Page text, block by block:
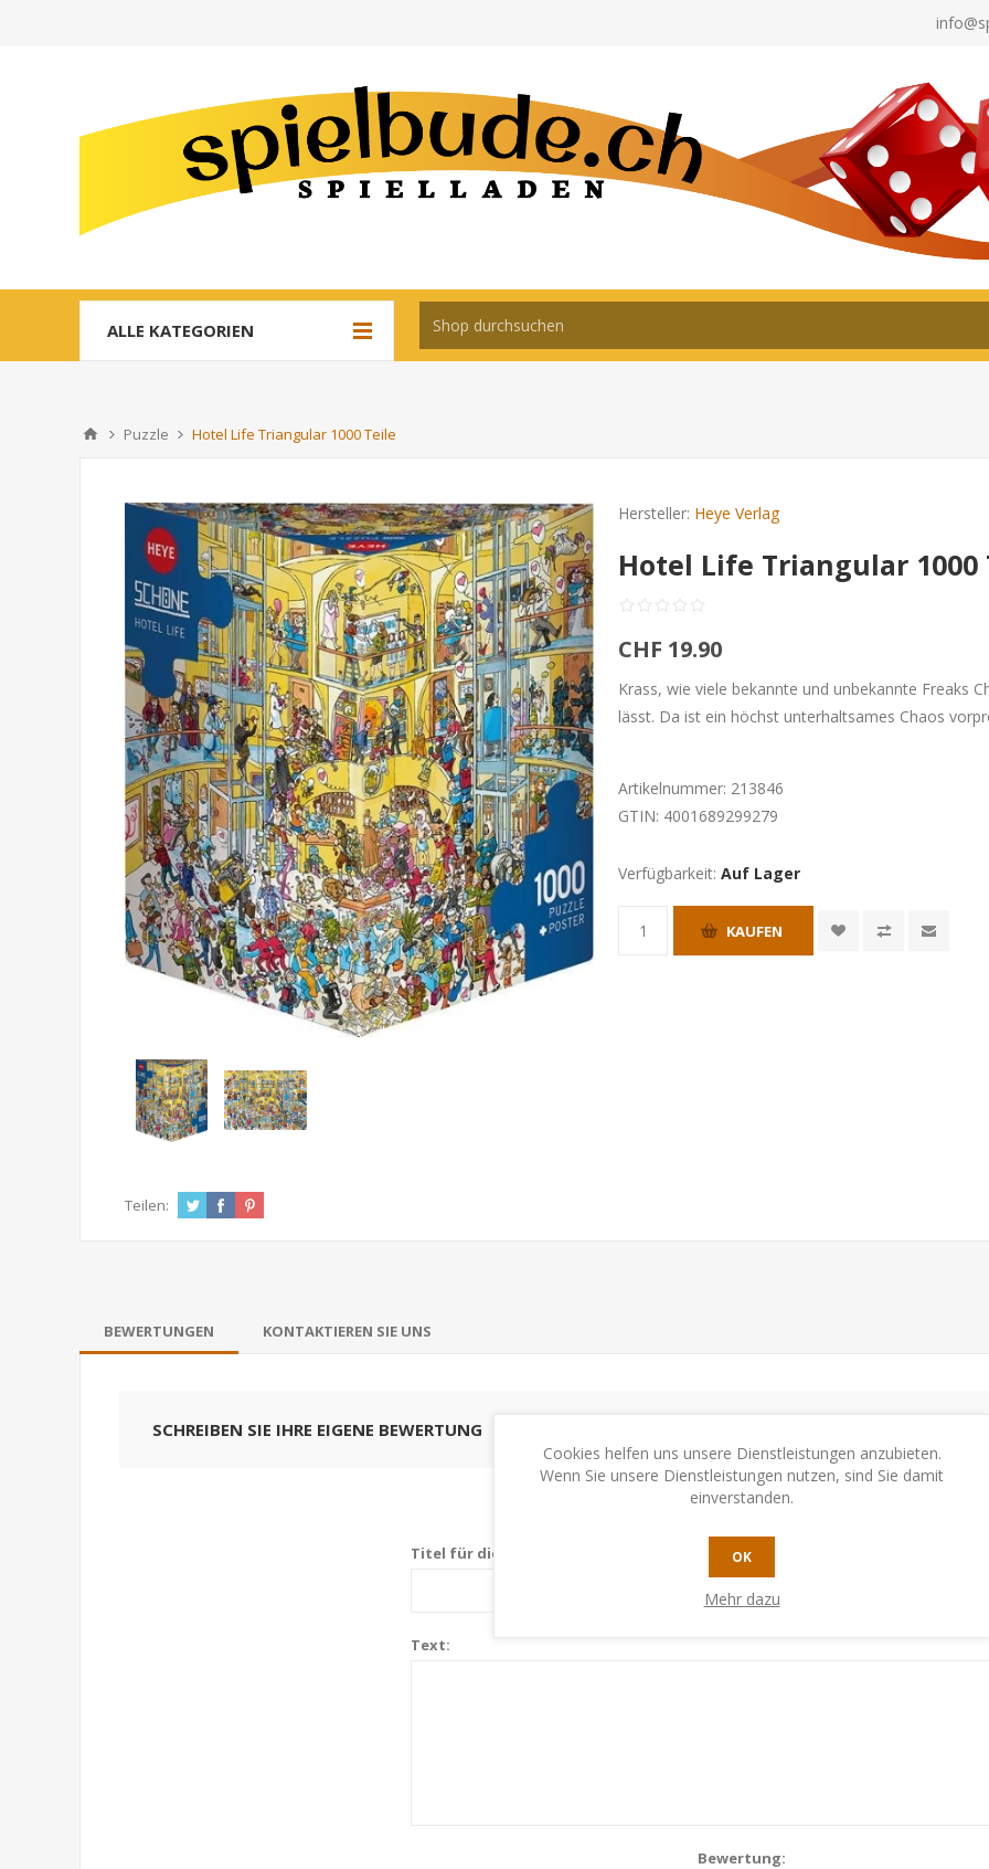
ALLE KATEGORIEN
Puzzle Hotel Life Triangular 1000 Teile
Hersteller: Heye Verlag
Hotel Life Triangular 1000
CHF 19.90
Krass, wie viele bekannte und unbekannte Freaks
lässt. Da ist ein höchst unterhaltsames Chaos
Artikelnummer: 213846
GTIN: 4001689299279
Verfügbarkeit: Auf Lager
KAUFEN
Teilen:
BEWERTUNGEN KONTAKTIEREN SIE UNS
SCHREIBEN SIE IHRE EIGENE BEWERTUNG
Nur registrierte Benutzer können Produkte bewerten
Titel für die Bewertung:
Text:
Bewertung:
Cookies helfen uns unsere Dienstleistungen anzubieten.
Wenn Sie unsere Dienstleistungen nutzen, sind Sie damit
einverstanden.
OK
Mehr dazu